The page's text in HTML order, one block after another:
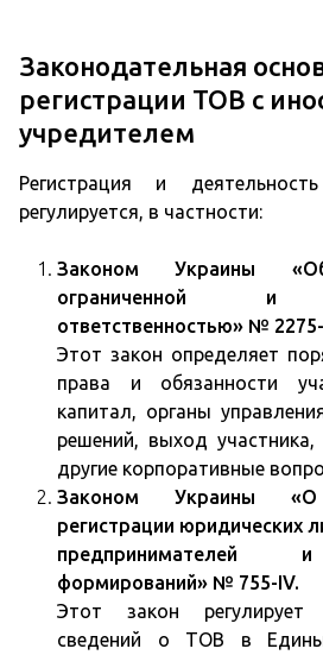
Законодательная
регистрации ТОВ с
учредителем
Регистрация и
регулируется, в частности:
Законом Украины
ограниченной и
ответственностью» №
Этот закон определяет
права и обязанности
капитал, органы
решений, выход
другие корпоративные
Законом Украины «О
регистрации юридических
предпринимателей
формирований» № 755-IV.
Этот закон регулирует
сведений о ТОВ в